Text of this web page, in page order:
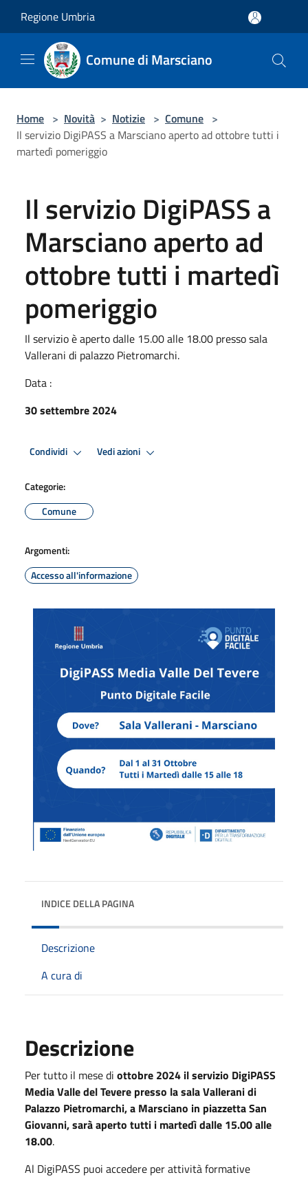
Regione Umbria
Comune di Marsciano
Home > Novità > Notizie > Comune >
Il servizio DigiPASS a Marsciano aperto ad ottobre tutti i
martedì pomeriggio
Il servizio DigiPASS a
Marsciano aperto ad
ottobre tutti i martedì
pomeriggio
Il servizio è aperto dalle 15.00 alle 18.00 presso sala
Vallerani di palazzo Pietromarchi.
Data :
30 settembre 2024
Condividi Vedi azioni
Categorie:
Comune
Argomenti:
Accesso all'informazione
INDICE DELLA PAGINA
Descrizione
A cura di
Descrizione
Per tutto il mese di ottobre 2024 il servizio DigiPASS
Media Valle del Tevere presso la sala Vallerani di
Palazzo Pietromarchi, a Marsciano in piazzetta San
Giovanni, sarà aperto tutti i martedì dalle 15.00 alle
18.00.
Al DigiPASS puoi accedere per attività formative